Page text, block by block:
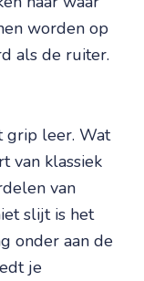
worden op
als de ruiter.
grip leer. Wat
van klassiek
van
slijt is het
onder aan de
je